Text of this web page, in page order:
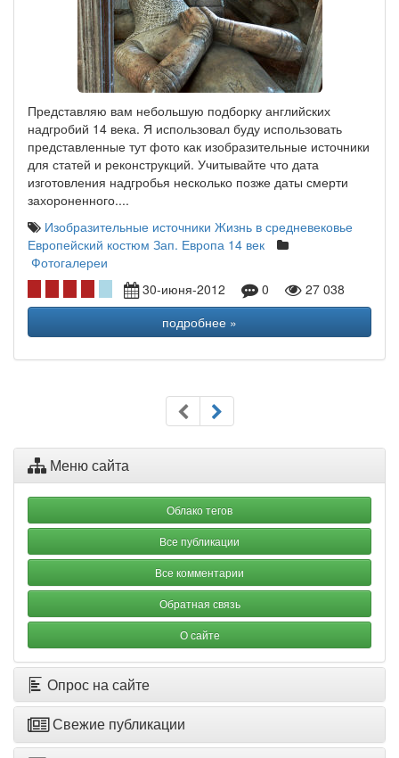
Представляю вам небольшую подборку английских
надгробий 14 века. Я использовал буду использовать
представленные тут фото как изобразительные источники
для статей и реконструкций. Учитывайте что дата
изготовления надгробья несколько позже даты смерти
захороненного....
Изобразительные источники Жизнь в средневековье
Европейский костюм Зап. Европа 14 век
Фотогалереи
30-июня-2012
0
27 038
подробнее »
Меню сайта
Облако тегов
Все публикации
Все комментарии
Обратная связь
О сайте
Опрос на сайте
Свежие публикации